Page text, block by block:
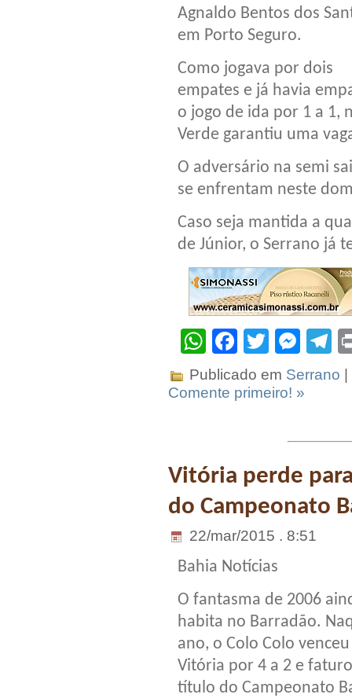
Agnaldo Bentos dos
em Porto Seguro.
Como jogava por dois
empates e já havia
o jogo de ida por 1 a 1,
Verde garantiu uma
O adversário na semi
se enfrentam neste
Caso seja mantida a
de Júnior, o Serrano já
WhatsApp
Facebook
Twitter
Publicado em Serrano
Comente primeiro! »
Vitória perde
do Campeonato
22/mar/2015 . 8:51
Bahia Notícias
O fantasma de 2006
habita no Barradão.
ano, o Colo Colo
Vitória por 4 a 2 e
título do Campeonato